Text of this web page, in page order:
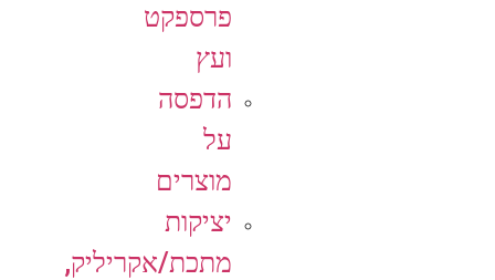
פרספקט
ועץ
הדפסה
על
מוצרים
יציקות
מתכת/אקריליק,